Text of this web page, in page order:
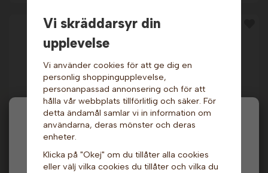
Hej och välkommen till Gottes!
moms) eller företag (exkl. moms) för hur våra priser
ska visas.
Salt karamell
toppingsås - 0,9 liter.
Nic
209 kr
Pepparkaka
229 kr
Vi skräddarsyr din
upplevelse
Vi använder cookies för att ge dig en
personlig shoppingupplevelse,
personanpassad annonsering och för att
hålla vår webbplats tillförlitlig och säker. För
detta ändamål samlar vi in information om
användarna, deras mönster och deras
enheter.
Klicka på "Okej" om du tillåter alla cookies
eller välj vilka cookies du tillåter och vilka du